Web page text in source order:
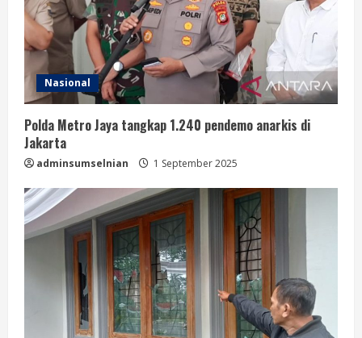
Nasional
Polda Metro Jaya tangkap 1.240 pendemo anarkis di
Jakarta
adminsumselnian 1 September 2025